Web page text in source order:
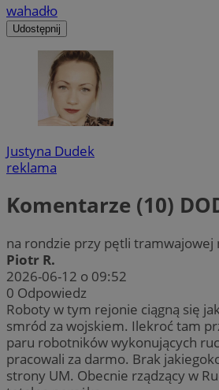
wahadło
Udostępnij
Justyna Dudek
reklama
Komentarze (10)
na rondzie przy pętli tramwajowej
Piotr R.
2026-06-12 o 09:52
0 Odpowiedz
Roboty w tym rejonie ciągną się
smród za wojskiem. Ilekroć tam
paru robotników wykonujących
pracowali za darmo. Brak
strony UM. Obecnie rządzący w